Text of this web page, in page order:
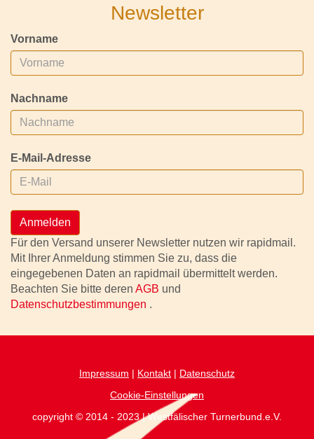
Newsletter
Vorname
Nachname
E-Mail-Adresse
Anmelden
Für den Versand unserer Newsletter nutzen wir rapidmail.
Mit Ihrer Anmeldung stimmen Sie zu, dass die
eingegebenen Daten an rapidmail übermittelt werden.
Beachten Sie bitte deren AGB und
Datenschutzbestimmungen .
Impressum | Kontakt | Datenschutz
Cookie-Einstellungen
copyright © 2014 - 2023 | Westfälischer Turnerbund.e.V.